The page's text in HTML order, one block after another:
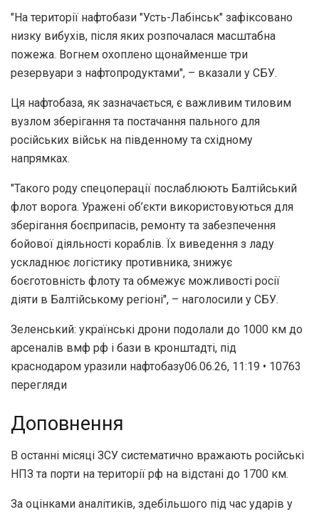
"На території нафтобази "Усть-Лабінськ" зафіксовано
низку вибухів, після яких розпочалася масштабна
пожежа. Вогнем охоплено щонайменше три
резервуари з нафтопродуктами", – вказали у СБУ.
Ця нафтобаза, як зазначається, є важливим тиловим
вузлом зберігання та постачання пального для
російських військ на південному та східному
напрямках.
"Такого роду спецоперації послаблюють Балтійський
флот ворога. Уражені об’єкти використовуються для
зберігання боєприпасів, ремонту та забезпечення
бойової діяльності кораблів. Їх виведення з ладу
ускладнює логістику противника, знижує
боєготовність флоту та обмежує можливості росії
діяти в Балтійському регіоні", – наголосили у СБУ.
Зеленський: українські дрони подолали до 1000 км до
арсеналів вмф рф і бази в кронштадті, під
краснодаром уразили нафтобазу06.06.26, 11:19 • 10763
перегляди
Доповнення
В останні місяці ЗСУ систематично вражають російські
НПЗ та порти на території рф на відстані до 1700 км.
За оцінками аналітиків, здебільшого під час ударів у